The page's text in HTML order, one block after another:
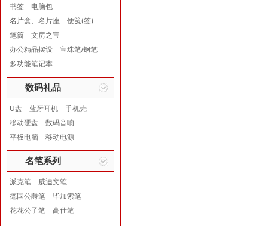
书签
电脑包
名片盒、名片座
便笺(签)
笔筒
文房之宝
办公精品摆设
宝珠笔/钢笔
多功能笔记本
数码礼品
U盘 蓝牙耳机
手机壳
移动硬盘
数码音响
平板电脑
移动电源
名笔系列
派克笔
威迪文笔
德国公爵笔
毕加索笔
花花公子笔
高仕笔